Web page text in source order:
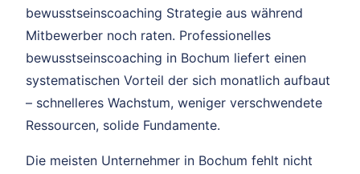
bewusstseinscoaching Strategie aus während
Mitbewerber noch raten. Professionelles
bewusstseinscoaching in Bochum liefert einen
systematischen Vorteil der sich monatlich aufbaut
– schnelleres Wachstum, weniger verschwendete
Ressourcen, solide Fundamente.
Die meisten Unternehmer in Bochum fehlt nicht